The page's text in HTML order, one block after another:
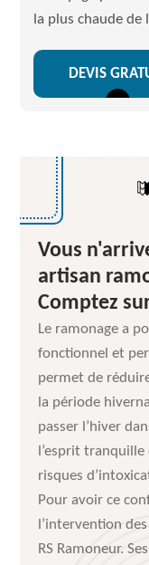
la plus chaude de
DEVIS
Vous
artisan
Comptez
Le ramonage a
fonctionnel et
permet de
la période
passer l’hiver
l’esprit
risques
Pour avoir ce
l’intervention
RS Ramoneur.